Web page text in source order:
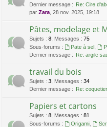
Dernier message : Re: Cire
par Zara , 28 nov. 2025, 19:18
Pâtes, modelage et
Sujets : 8 Messages : 75
Sous-forums :
Pate à sel,
Dernier message : Re: argile
travail du bois
Sujets : 3 Messages : 34
Dernier message : Re:
Papiers et cartons
Sujets : 8 Messages : 81
Sous-forums :
Origami,